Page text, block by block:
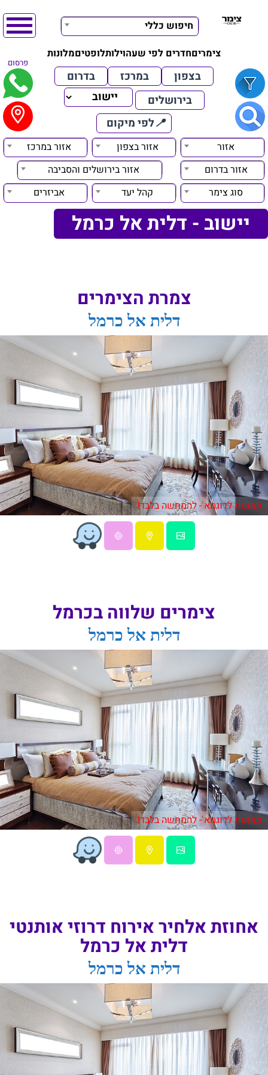
חיפוש כללי
צימריםחדרים לפי שעהוילותלופטיםמלונות
פרסום
בצפון במרכז
בדרום
בירושלים
📍לפי מיקום
אזור אזור בצפון
אזור במרכז
אזור בדרום
אזור בירושלים והסביבה
סוג צימר
קהל יעד אביזרים
יישוב - דלית אל כרמל
צמרת הצימרים
דלית אל כרמל
תמונות לדוגמא - להמחשה בלבד!
צימרים שלווה בכרמל
דלית אל כרמל
תמונות לדוגמא - להמחשה בלבד!
אחוזת אלחיר אירוח דרוזי אותנטי
דלית אל כרמל
דלית אל כרמל